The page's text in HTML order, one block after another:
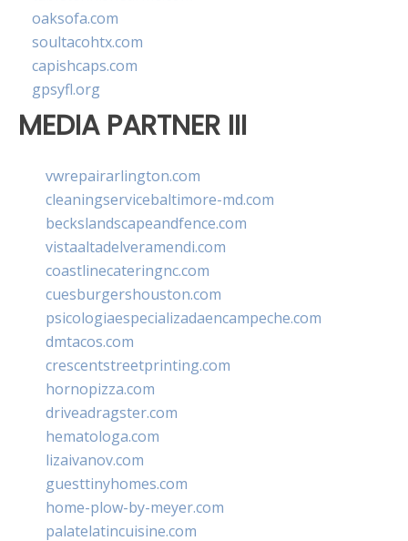
oaksofa.com
soultacohtx.com
capishcaps.com
gpsyfl.org
MEDIA PARTNER III
vwrepairarlington.com
cleaningservicebaltimore-md.com
beckslandscapeandfence.com
vistaaltadelveramendi.com
coastlinecateringnc.com
cuesburgershouston.com
psicologiaespecializadaencampeche.com
dmtacos.com
crescentstreetprinting.com
hornopizza.com
driveadragster.com
hematologa.com
lizaivanov.com
guesttinyhomes.com
home-plow-by-meyer.com
palatelatincuisine.com